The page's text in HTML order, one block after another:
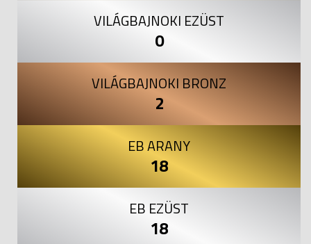
VILÁGBAJNOKI EZÜST
0
VILÁGBAJNOKI BRONZ
2
EB ARANY
18
EB EZÜST
18